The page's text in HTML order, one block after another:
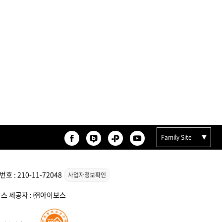
Family Site
호 : 210-11-72048 사업자정보확인
제공자 : ㈜아이보스